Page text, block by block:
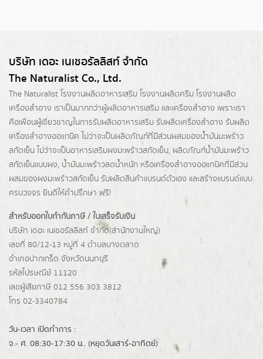
บริษัท เดอะ เนเชอรัลลิสท์ จำกัด
The Naturalist Co., Ltd.
The Naturalist โรงงานผลิตอาหารเสริม โรงงานผลิตครีม โรงงานผลิต
เครื่องสำอาง เราเป็นมากกว่าผู้ผลิตอาหารเสริม และเครื่องสำอาง เพราะเรา
คือเพื่อนผู้เชี่ยวชาญในการรับผลิตอาหารเสริม รับผลิตเครื่องสำอาง รับผลิต
เครื่องสำอางออแกนิค ไม่ว่าจะเป็นผลิตภัณฑ์ที่มีส่วนผสมของน้ำมันมะพร้าว
สกัดเย็น ไม่ว่าจะเป็นอาหารเสริมผงมะพร้าวสกัดเย็น, ผลิตภัณฑ์น้ำมันมะพร้าว
สกัดเย็นแบบผง, น้ำมันมะพร้าวลดน้ำหนัก หรือเครื่องสำอางออแกนิคที่มีส่วน
ผสมของผงมะพร้าวสกัดเย็น รับผลิตสินค้าแบรนด์ตัวเอง และสร้างแบรนด์แบบ
ครบวงจร ยินดีให้คำปรึกษา ฟรี!
สำหรับออกใบกำกับภาษี / ใบเสร็จรับเงิน
บริษัท เดอะ เนเชอรัลลิสท์ จำกัด(ส่านักงานใหญ่)
เลขที่ 80/12-13 หมู่ที่ 4 ตำบลบางตลาด
อำเภอปากเกร็ด จังหวัดนนทบุรี
รหัสไปรษณีย์ 11120
เลขผู้เสียภาษี 012 556 303 3812
โทร 02-3340784
วัน-เวลา เปิดทำการ :
จ.- ศ. 08:30-17:30 น.. (หยุดวันเสาร์-อาทิตย์)